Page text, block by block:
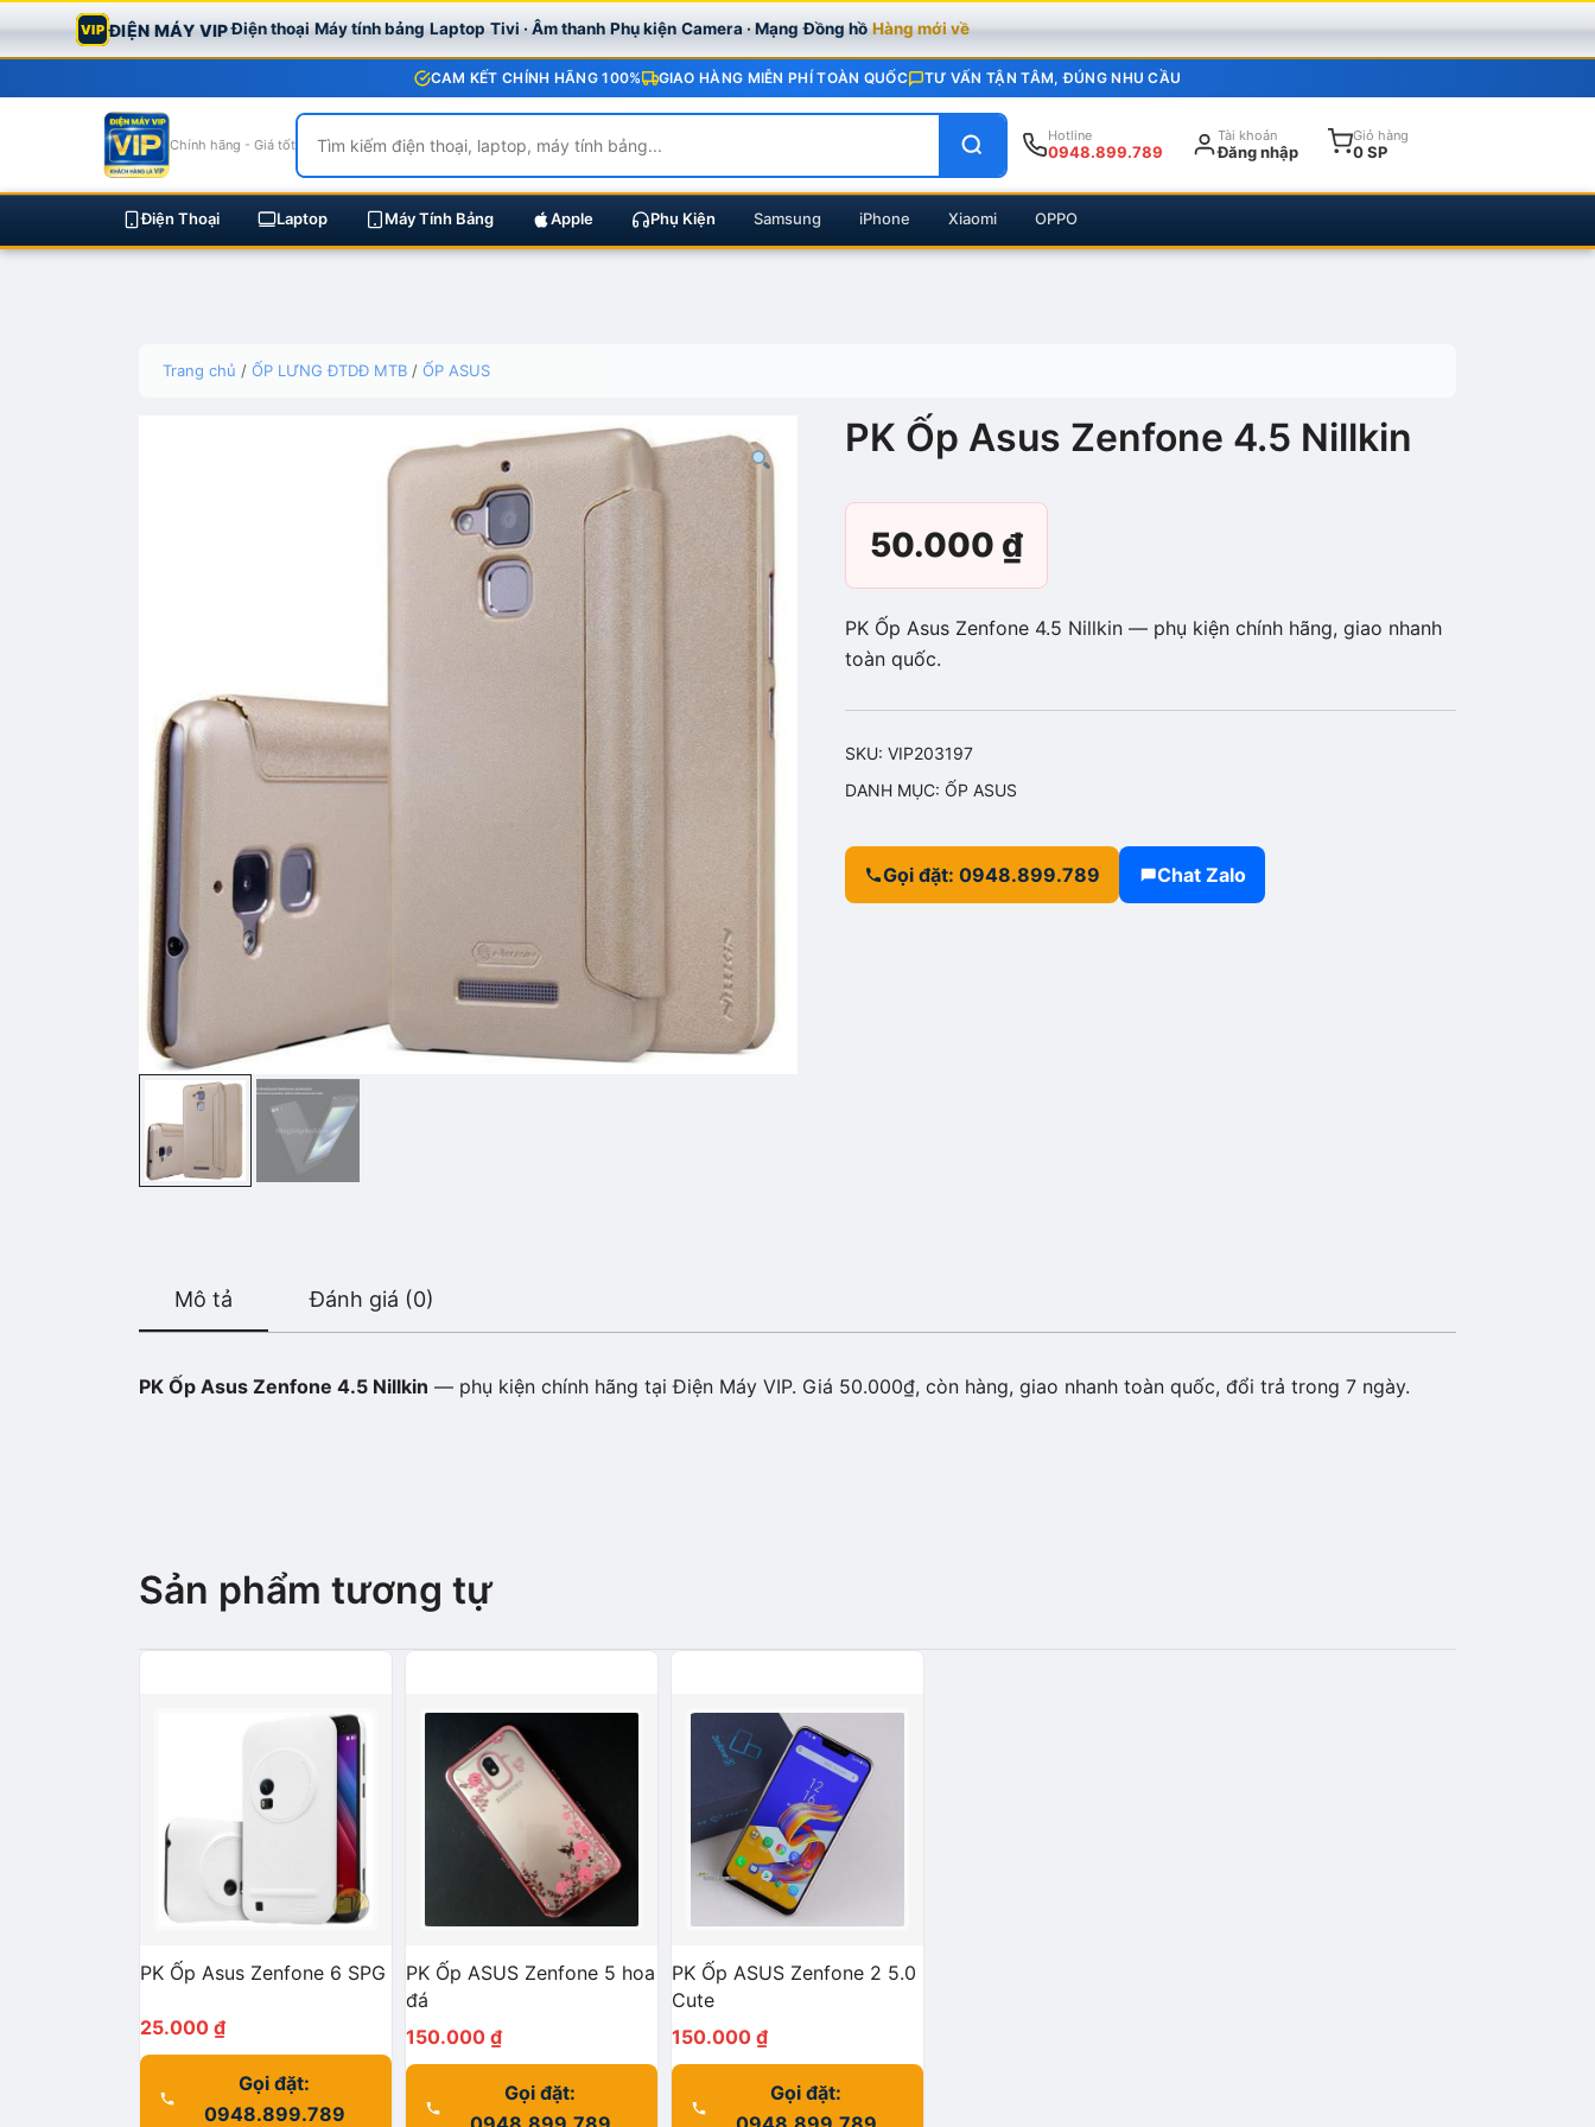
VIP ĐIỆN MÁY VIPĐiện thoại Máy tính bảng Laptop Tivi · Âm thanh Phụ kiện Camera · Mạng Đồng hồ Hàng mới về
CAM KẾT CHÍNH HÃNG 100% GIAO HÀNG MIỄN PHÍ TOÀN QUỐC TƯ VẤN TẬN TÂM, ĐÚNG NHU CẦU
Chính hãng - Giá tốt
Hotline
0948.899.789
Tài khoản
Đăng nhập
Giỏ hàng
0 SP
Điện Thoại Laptop Máy Tính Bảng Apple Phụ Kiện Samsung iPhone Xiaomi OPPO
Trang chủ / ỐP LƯNG ĐTDĐ MTB / ỐP ASUS
PK Ốp Asus Zenfone 4.5 Nillkin
50.000 ₫
PK Ốp Asus Zenfone 4.5 Nillkin — phụ kiện chính hãng, giao nhanh
toàn quốc.
SKU: VIP203197
DANH MỤC: ỐP ASUS
Gọi đặt: 0948.899.789 Chat Zalo
Mô tả Đánh giá (0)
PK Ốp Asus Zenfone 4.5 Nillkin — phụ kiện chính hãng tại Điện Máy VIP. Giá 50.000₫, còn hàng, giao nhanh toàn quốc, đổi trả trong 7 ngày.
Sản phẩm tương tự
PK Ốp Asus Zenfone 6 SPG
25.000 ₫
Gọi đặt:
0948.899.789
PK Ốp ASUS Zenfone 5 hoa
đá
150.000 ₫
Gọi đặt:
PK Ốp ASUS Zenfone 2 5.0
Cute
150.000 ₫
Gọi đặt: